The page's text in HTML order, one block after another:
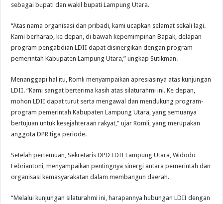
sebagai bupati dan wakil bupati Lampung Utara.
“Atas nama organisasi dan pribadi, kami ucapkan selamat sekali lagi.
Kami berharap, ke depan, di bawah kepemimpinan Bapak, delapan
program pengabdian LDII dapat disinergikan dengan program
pemerintah Kabupaten Lampung Utara,” ungkap Sutikman.
Menanggapi hal itu, Romli menyampaikan apresiasinya atas kunjungan
LDII. “Kami sangat berterima kasih atas silaturahmi ini. Ke depan,
mohon LDII dapat turut serta mengawal dan mendukung program-
program pemerintah Kabupaten Lampung Utara, yang semuanya
bertujuan untuk kesejahteraan rakyat,” ujar Romli, yang merupakan
anggota DPR tiga periode.
Setelah pertemuan, Sekretaris DPD LDII Lampung Utara, Widodo
Febriantoni, menyampaikan pentingnya sinergi antara pemerintah dan
organisasi kemasyarakatan dalam membangun daerah.
“Melalui kunjungan silaturahmi ini, harapannya hubungan LDII dengan